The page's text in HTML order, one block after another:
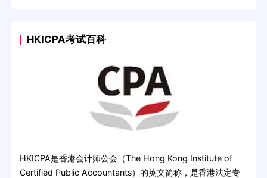
HKICPA考试百科
HKICPA是香港会计师公会（The Hong Kong Institute of
Certified Public Accountants）的英文简称，是香港法定专